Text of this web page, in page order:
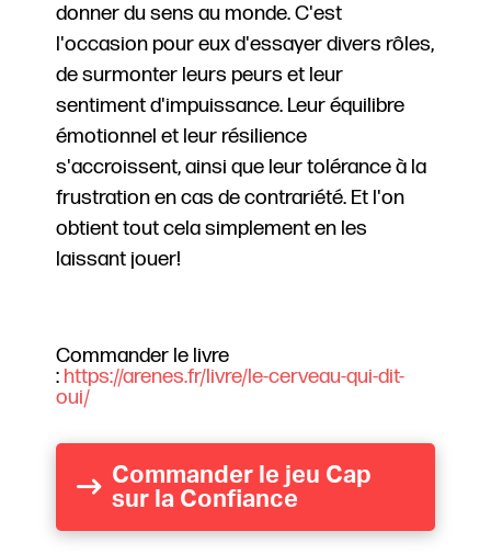
donner du sens au monde. C'est
l'occasion pour eux d'essayer divers rôles,
de surmonter leurs peurs et leur
sentiment d'impuissance. Leur équilibre
émotionnel et leur résilience
s'accroissent, ainsi que leur tolérance à la
frustration en cas de contrariété. Et l'on
obtient tout cela simplement en les
laissant jouer!
Commander le livre
: https://arenes.fr/livre/le-cerveau-qui-dit-
oui/
Commander le jeu Cap
sur la Confiance